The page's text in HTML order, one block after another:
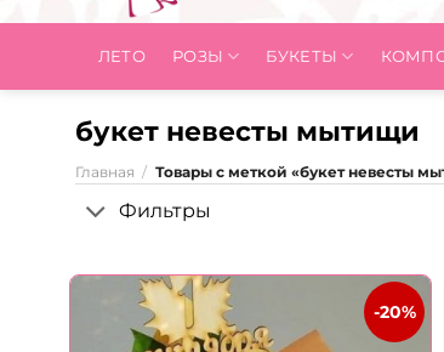
ЛЕТО РОЗЫ БУКЕТЫ
букет невесты мытищи
Главная / Товары с меткой «букет невесты
Фильтры
-20%